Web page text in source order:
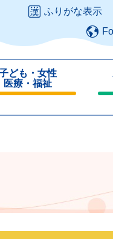
ふりがな表示
ども・女性
医療・福祉
じ